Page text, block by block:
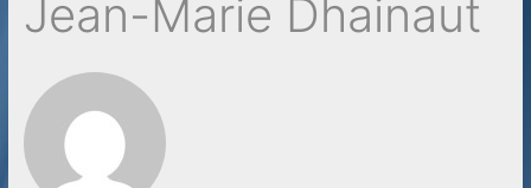
Jean-Marie Dhainaut